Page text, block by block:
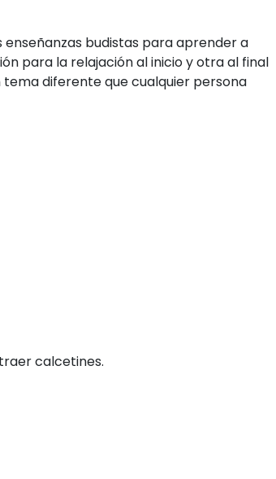
budistas para aprender a
para la relajación al inicio y otra al final
tema diferente que cualquier persona
calcetines.